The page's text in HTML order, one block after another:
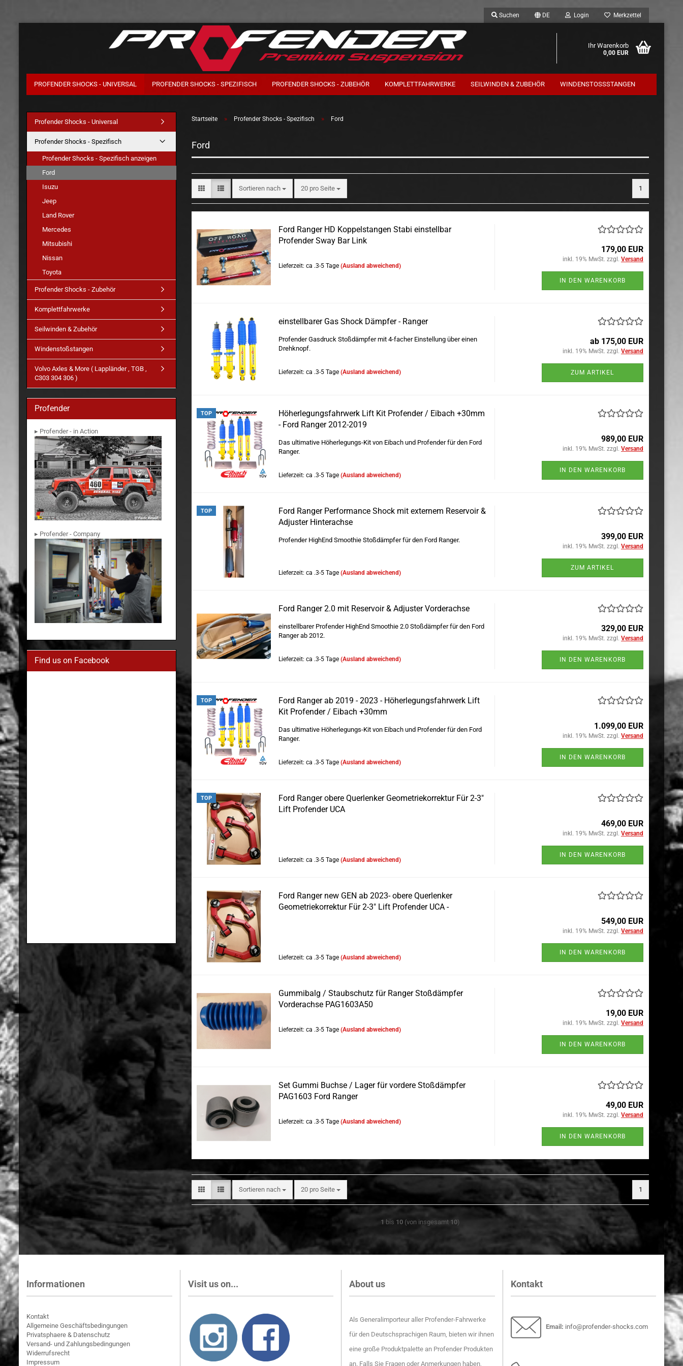
Suchen DE Login Merkzettel
Ihr Warenkorb
0,00 EUR
PROFENDER SHOCKS - UNIVERSAL PROFENDER SHOCKS - SPEZIFISCH PROFENDER SHOCKS - ZUBEHÖR KOMPLETTFAHRWERKE SEILWINDEN & ZUBEHÖR WINDENSTOSSSTANGEN
Startseite » Profender Shocks - Spezifisch » Ford
Ford
Sortieren nach
Sortieren nach 20 pro Seite
pro Seite 1
Ford Ranger HD Koppelstangen Stabi einstellbar
Profender Sway Bar Link
Lieferzeit: ca .3-5 Tage (Ausland abweichend)
179,00 EUR
inkl. 19% MwSt. zzgl. Versand
IN DEN WARENKORB
einstellbarer Gas Shock Dämpfer - Ranger
Profender Gasdruck Stoßdämpfer mit 4-facher Einstellung über einen
Drehknopf.
Lieferzeit: ca .3-5 Tage (Ausland abweichend)
ab 175,00 EUR
inkl. 19% MwSt. zzgl. Versand
ZUM ARTIKEL
TOP
Höherlegungsfahrwerk Lift Kit Profender / Eibach +30mm
- Ford Ranger 2012-2019
Das ultimative Höherlegungs-Kit von Eibach und Profender für den Ford
Ranger.
Lieferzeit: ca .3-5 Tage (Ausland abweichend)
989,00 EUR
inkl. 19% MwSt. zzgl. Versand
IN DEN WARENKORB
TOP
Ford Ranger Performance Shock mit externem Reservoir &
Adjuster Hinterachse
Profender HighEnd Smoothie Stoßdämpfer für den Ford Ranger.
Lieferzeit: ca .3-5 Tage (Ausland abweichend)
399,00 EUR
inkl. 19% MwSt. zzgl. Versand
ZUM ARTIKEL
Ford Ranger 2.0 mit Reservoir & Adjuster Vorderachse
einstellbarer Profender HighEnd Smoothie 2.0 Stoßdämpfer für den Ford
Ranger ab 2012.
Lieferzeit: ca .3-5 Tage (Ausland abweichend)
329,00 EUR
inkl. 19% MwSt. zzgl. Versand
IN DEN WARENKORB
TOP
Ford Ranger ab 2019 - 2023 - Höherlegungsfahrwerk Lift
Kit Profender / Eibach +30mm
Das ultimative Höherlegungs-Kit von Eibach und Profender für den Ford
Ranger.
Lieferzeit: ca .3-5 Tage (Ausland abweichend)
1.099,00 EUR
inkl. 19% MwSt. zzgl. Versand
IN DEN WARENKORB
TOP
Ford Ranger obere Querlenker Geometriekorrektur Für 2-3"
Lift Profender UCA
Lieferzeit: ca .3-5 Tage (Ausland abweichend)
469,00 EUR
inkl. 19% MwSt. zzgl. Versand
IN DEN WARENKORB
Ford Ranger new GEN ab 2023- obere Querlenker
Geometriekorrektur Für 2-3" Lift Profender UCA -
Lieferzeit: ca .3-5 Tage (Ausland abweichend)
549,00 EUR
inkl. 19% MwSt. zzgl. Versand
IN DEN WARENKORB
Gummibalg / Staubschutz für Ranger Stoßdämpfer
Vorderachse PAG1603A50
Lieferzeit: ca .3-5 Tage (Ausland abweichend)
19,00 EUR
inkl. 19% MwSt. zzgl. Versand
IN DEN WARENKORB
Set Gummi Buchse / Lager für vordere Stoßdämpfer
PAG1603 Ford Ranger
Lieferzeit: ca .3-5 Tage (Ausland abweichend)
49,00 EUR
inkl. 19% MwSt. zzgl. Versand
IN DEN WARENKORB
Sortieren nach
Sortieren nach 20 pro Seite
pro Seite 1
1 bis 10 (von insgesamt 10)
Profender Shocks - Universal
Profender Shocks - Spezifisch
Profender Shocks - Spezifisch anzeigen
Ford
Isuzu
Jeep
Land Rover
Mercedes
Mitsubishi
Nissan
Toyota
Profender Shocks - Zubehör
Komplettfahrwerke
Seilwinden & Zubehör
Windenstoßstangen
Volvo Axles & More ( Lappländer , TGB ,
C303 304 306 )
Profender
▸ Profender - in Action
▸ Profender - Company
Find us on Facebook
Informationen
Kontakt
Allgemeine Geschäftsbedingungen
Privatsphaere & Datenschutz
Versand- und Zahlungsbedingungen
Widerrufsrecht
Impressum
Visit us on... About us
Als Generalimporteur aller Profender-Fahrwerke
für den Deutschsprachigen Raum, bieten wir ihnen
eine große Produktpalette an Profender Produkten
an. Falls Sie Fragen oder Anmerkungen haben,
Kontakt
Email : info@profender-shocks.com